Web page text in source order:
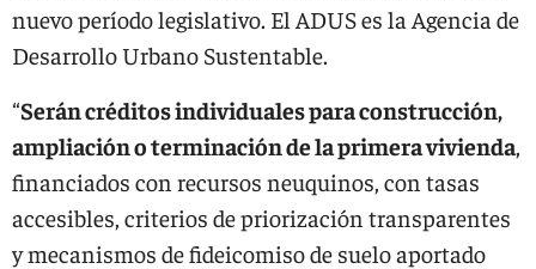
nuevo período legislativo. El ADUS es la Agencia de
Desarrollo Urbano Sustentable.
“Serán créditos individuales para construcción,
ampliación o terminación de la primera vivienda,
financiados con recursos neuquinos, con tasas
accesibles, criterios de priorización transparentes
y mecanismos de fideicomiso de suelo aportado